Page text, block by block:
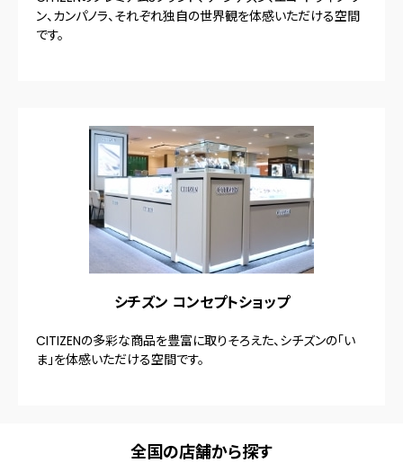
ン、カンパノラ、それぞれ独自の世界観を体感いただける空間
です。
シチズン コンセプトショップ
CITIZENの多彩な商品を豊富に取りそろえた、シチズンの「い
ま」を体感いただける空間です。
全国の店舗から探す